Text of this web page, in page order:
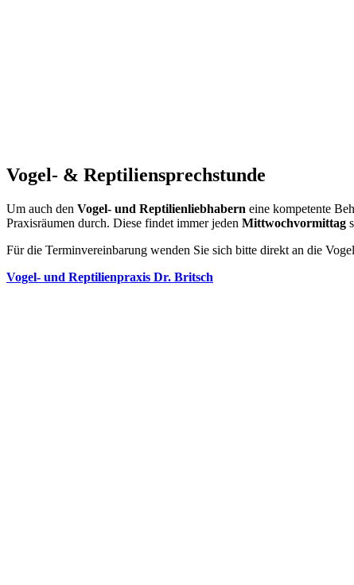
Vogel- & Reptiliensprechstunde
Um auch den Vogel- und Reptilienliebhabern eine kompetente
Praxisräumen durch. Diese findet immer jeden Mittwochvormittag
Für die Terminvereinbarung wenden Sie sich bitte direkt an die
Vogel- und Reptilienpraxis Dr. Britsch